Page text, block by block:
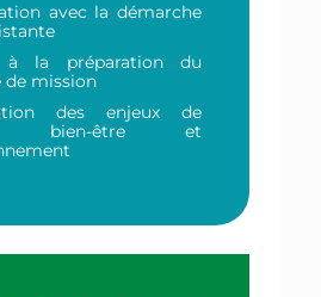
avec la démarche
à la préparation du
mission
des enjeux de
bien-être et